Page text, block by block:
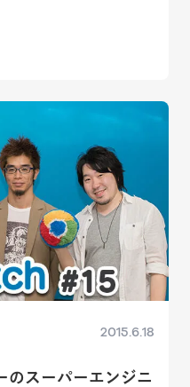
2015.6.18
のスーパーエンジニ